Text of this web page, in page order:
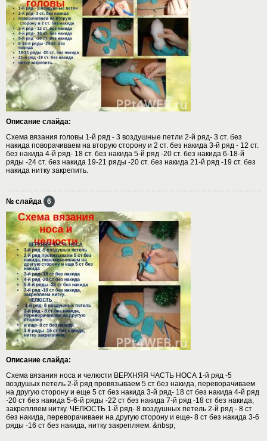
Описание слайда:
Схема вязания головы 1-й ряд - 3 воздушные петли 2-й ряд- 3 ст. без
накида поворачиваем на вторую сторону и 2 ст. без накида 3-й ряд - 12 ст.
без накида 4-й ряд- 18 ст. без накида 5-й ряд -20 ст. без накида 6-18-й
ряды -24 ст. без накида 19-21 ряды -20 ст. без накида 21-й ряд -19 ст. без
накида нитку закрепить.
№ слайда 6
Описание слайда:
Схема вязания носа и челюсти ВЕРХНЯЯ ЧАСТЬ НОСА 1-й ряд -5
воздушых петель 2-й ряд провязываем 5 ст без накида, переворачиваем
на другую сторону и еще 5 ст без накида 3-й ряд- 18 ст без накида 4-й ряд
-20 ст без накида 5-6-й ряды -22 ст без накида 7-й ряд -18 ст без накида,
закрепляем нитку. ЧЕЛЮСТЬ 1-й ряд- 8 воздушных петель 2-й ряд - 8 ст
без накида, переворачиваеи на другую сторону и еще- 8 ст без накида 3-6
ряды -16 ст без накида, нитку закрепляем. &nbsp;